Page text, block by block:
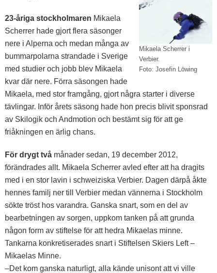
Mikaela Scherrer i
Verbier.
Foto: Josefin Löwing
23-åriga stockholmaren Mikaela
Scherrer hade gjort flera säsonger
nere i Alperna och medan många av
bummarpolarna strandade i Sverige
med studier och jobb blev Mikaela
kvar där nere. Förra säsongen hade
Mikaela, med stor framgång, gjort några starter i diverse
tävlingar. Inför årets säsong hade hon precis blivit sponsrad
av Skilogik och Andmotion och bestämt sig för att ge
friåkningen en ärlig chans.
För drygt två månader sedan, 19 december 2012,
förändrades allt. Mikaela Scherrer avled efter att ha dragits
med i en stor lavin i schweiziska Verbier. Dagen därpå åkte
hennes familj ner till Verbier medan vännerna i Stockholm
sökte tröst hos varandra. Ganska snart, som en del av
bearbetningen av sorgen, uppkom tanken på att grunda
någon form av stiftelse för att hedra Mikaelas minne.
Tankarna konkretiserades snart i Stiftelsen Skiers Left –
Mikaelas Minne.
–Det kom ganska naturligt, alla kände unisont att vi ville